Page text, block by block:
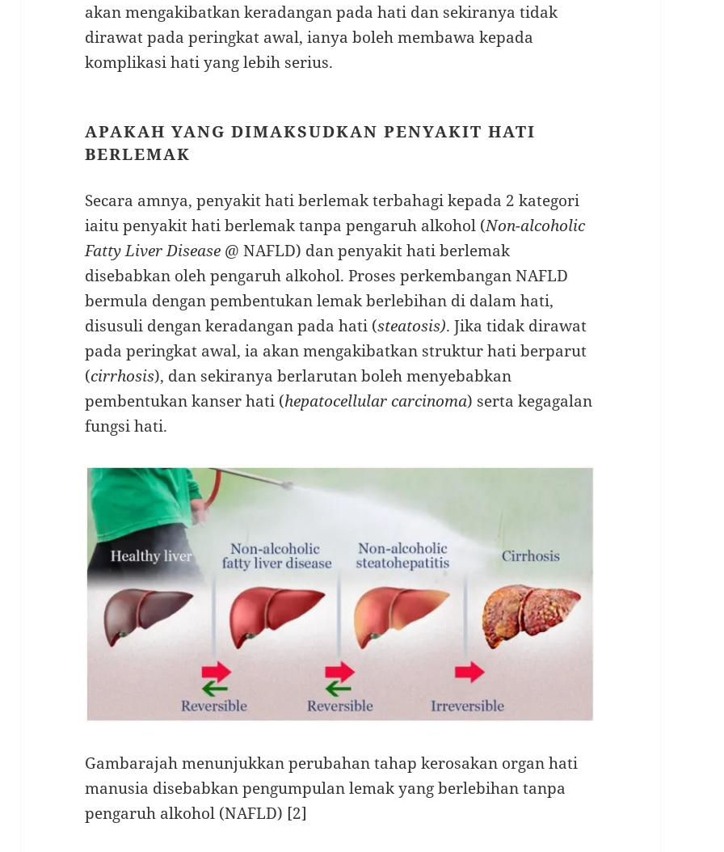
akan mengakibatkan keradangan pada hati dan sekiranya tidak
dirawat pada peringkat awal, ianya boleh membawa kepada
komplikasi hati yang lebih serius.
APAKAH YANG DIMAKSUDKAN PENYAKIT HATI
BERLEMAK
Secara amnya, penyakit hati berlemak terbahagi kepada 2 kategori
iaitu penyakit hati berlemak tanpa pengaruh alkohol (Non-alcoholic
Fatty Liver Disease @ NAFLD) dan penyakit hati berlemak
disebabkan oleh pengaruh alkohol. Proses perkembangan NAFLD
bermula dengan pembentukan lemak berlebihan di dalam hati,
disusuli dengan keradangan pada hati (steatosis). Jika tidak dirawat
pada peringkat awal, ia akan mengakibatkan struktur hati berparut
(cirrhosis), dan sekiranya berlarutan boleh menyebabkan
pembentukan kanser hati (hepatocellular carcinoma) serta kegagalan
fungsi hati.
Gambarajah menunjukkan perubahan tahap kerosakan organ hati
manusia disebabkan pengumpulan lemak yang berlebihan tanpa
pengaruh alkohol (NAFLD) [2]